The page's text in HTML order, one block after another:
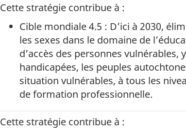
Cette stratégie contribue à :
Cible mondiale 4.5 : D’ici à 2030,
les sexes dans le domaine de
d’accès des personnes vulnérables,
handicapées, les peuples
situation vulnérables, à tous les
de formation professionnelle.
Cette stratégie contribue à :